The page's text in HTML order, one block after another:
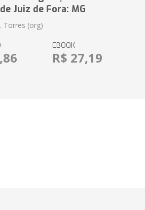
Juiz de Fora: MG
Torres (org)
EBOOK
R$ 27,19